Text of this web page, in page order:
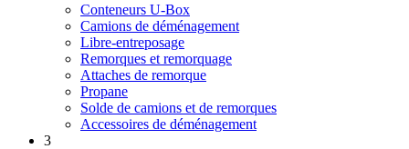
Conteneurs U-Box
Camions de déménagement
Libre-entreposage
Remorques et remorquage
Attaches de remorque
Propane
Solde de camions et de remorques
Accessoires de déménagement
3